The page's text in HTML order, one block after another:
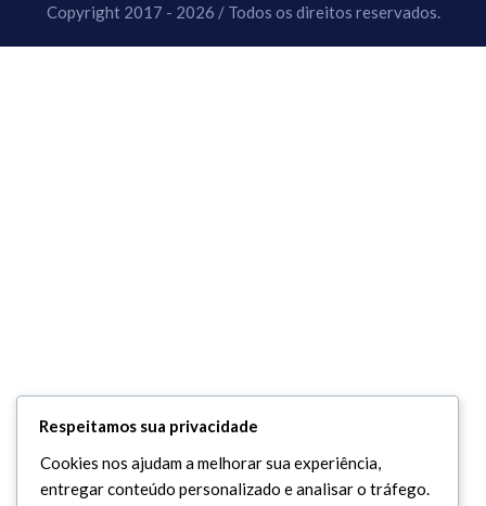
Copyright 2017 - 2026 / Todos os direitos reservados.
Respeitamos sua privacidade
Cookies nos ajudam a melhorar sua experiência,
entregar conteúdo personalizado e analisar o tráfego.